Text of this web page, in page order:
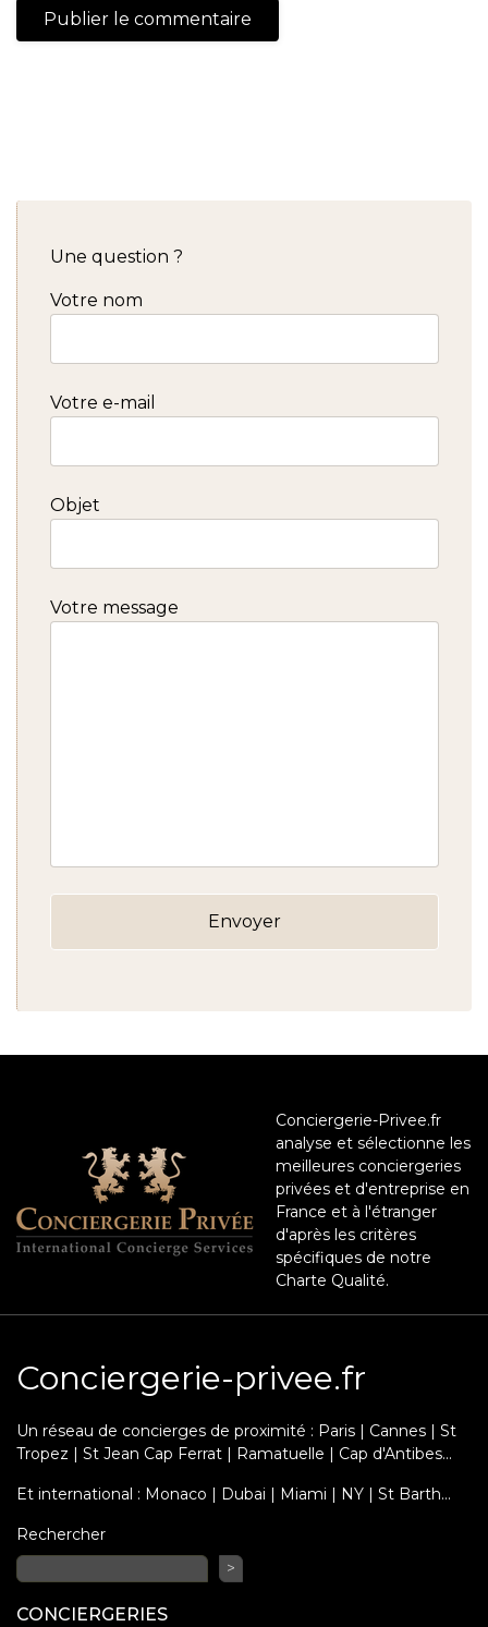
Une question ?
Votre nom
Votre e-mail
Objet
Votre message
Conciergerie-Privee.fr
analyse et sélectionne les
meilleures conciergeries
privées et d'entreprise en
France et à l'étranger
d'après les critères
spécifiques de notre
Charte Qualité.
Conciergerie-privee.fr
Un réseau de concierges de proximité : Paris | Cannes | St
Tropez | St Jean Cap Ferrat | Ramatuelle | Cap d'Antibes...
Et international : Monaco | Dubai | Miami | NY | St Barth…
Rechercher
>
CONCIERGERIES